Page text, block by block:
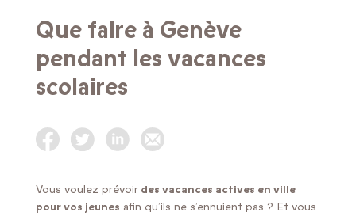
Que faire à Genève
pendant les vacances
scolaires
Vous voulez prévoir des vacances actives en ville
pour vos jeunes afin qu’ils ne s’ennuient pas ? Et vous